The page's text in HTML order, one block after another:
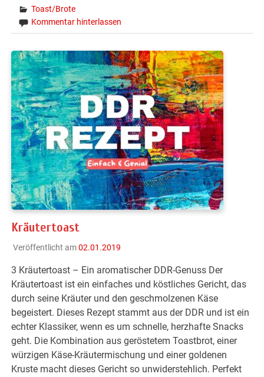
Toast/Brote
Kommentar hinterlassen
Kräutertoast
Veröffentlicht am02.01.2019
3 Kräutertoast – Ein aromatischer DDR-Genuss Der
Kräutertoast ist ein einfaches und köstliches Gericht, das
durch seine Kräuter und den geschmolzenen Käse
begeistert. Dieses Rezept stammt aus der DDR und ist ein
echter Klassiker, wenn es um schnelle, herzhafte Snacks
geht. Die Kombination aus geröstetem Toastbrot, einer
würzigen Käse-Kräutermischung und einer goldenen
Kruste macht dieses Gericht so unwiderstehlich. Perfekt